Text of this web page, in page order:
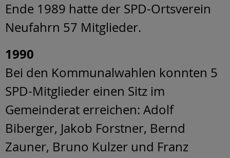
Ende 1989 hatte der SPD-Ortsverein
Neufahrn 57 Mitglieder.
1990
Bei den Kommunalwahlen konnten 5
SPD-Mitglieder einen Sitz im
Gemeinderat erreichen: Adolf
Biberger, Jakob Forstner, Bernd
Zauner, Bruno Kulzer und Franz